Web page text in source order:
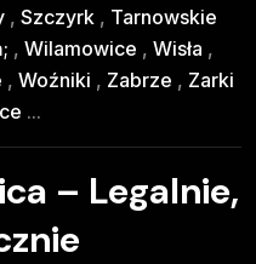
, Szczyrk , Tarnowskie
, Wilamowice , Wisła ,
, Woźniki , Zabrze , Zarki
...
– Legalnie,